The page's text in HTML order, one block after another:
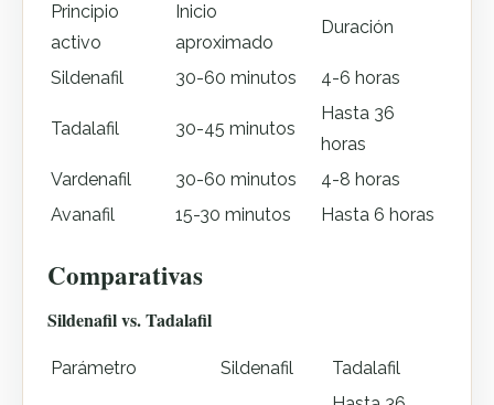
Principio
activo
Inicio
aproximado
Duración
Sildenafil 30-60 minutos 4-6 horas
Tadalafil 30-45 minutos
Hasta 36
horas
Vardenafil
30-60 minutos
4-8 horas
Avanafil
15-30 minutos Hasta 6 horas
Comparativas
Sildenafil vs. Tadalafil
Parámetro Sildenafil
Tadalafil